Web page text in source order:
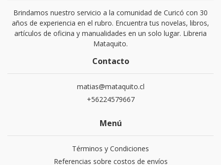
Brindamos nuestro servicio a la comunidad de Curicó con 30
años de experiencia en el rubro. Encuentra tus novelas, libros,
artículos de oficina y manualidades en un solo lugar. Libreria
Mataquito.
Contacto
matias@mataquito.cl
+56224579667
Menú
Términos y Condiciones
Referencias sobre costos de envíos